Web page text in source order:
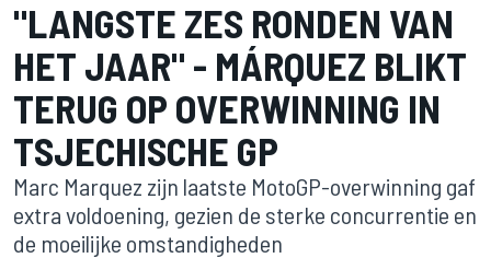
"LANGSTE ZES RONDEN VAN
HET JAAR" - MÁRQUEZ BLIKT
TERUG OP OVERWINNING IN
TSJECHISCHE GP
Marc Marquez zijn laatste MotoGP-overwinning gaf
extra voldoening, gezien de sterke concurrentie en
de moeilijke omstandigheden